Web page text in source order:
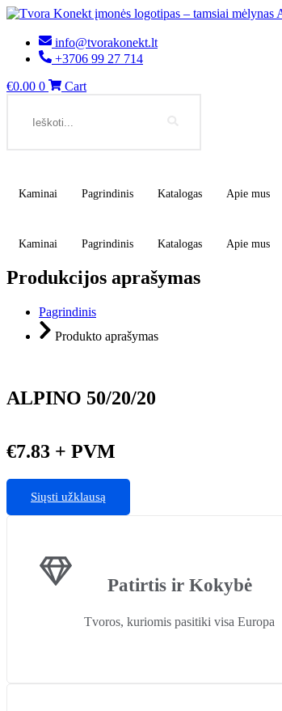
Eiti
turinio
info@tvorakonekt.lt
+3706 99 27 714
€0.00 0
Cart
Kaminai Pagrindinis Katalogas Apie mus
Kaminai Pagrindinis Katalogas Apie mus
Produkcijos aprašymas
Pagrindinis
Produkto aprašymas
ALPINO 50/20/20
€7.83 + PVM
Siųsti užklausą
Patirtis ir Kokybė
Tvoros, kuriomis pasitiki visa Europa